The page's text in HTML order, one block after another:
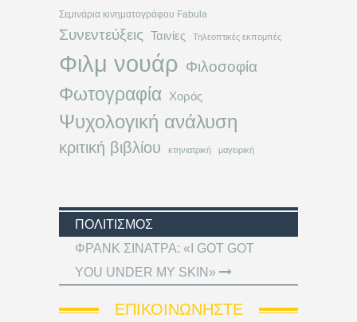
Σεμινάρια κινηματογράφου Fabula
Συνεντεύξεις Ταινίες Τηλεοπτικές εκπομπές
Φιλμ νουάρ Φιλοσοφία
Φωτογραφία Χορός
Ψυχολογική ανάλυση
κριτική βιβλίου κτηνιατρική μαγειρική
ΠΟΛΙΤΙΣΜΌΣ
ΦΡΑΝΚ ΣΙΝΑΤΡΑ: «I GOT GOT
YOU UNDER MY SKIN»
ΕΠΙΚΟΙΝΩΝΉΣΤΕ